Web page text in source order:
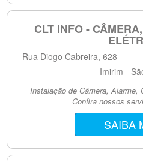
CLT INFO -
Rua Diogo Cabreira, 628
Imirim -
Instalação de Câmera, Alarme,
Confira nossos
SAIBA